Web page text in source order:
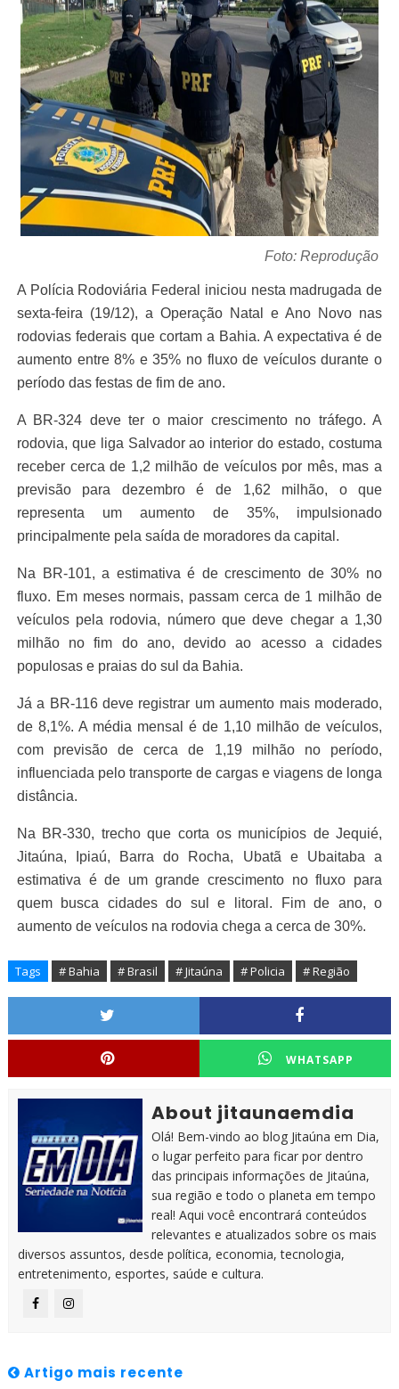
Foto: Reprodução
A Polícia Rodoviária Federal iniciou nesta madrugada de
sexta-feira (19/12), a Operação Natal e Ano Novo nas
rodovias federais que cortam a Bahia. A expectativa é de
aumento entre 8% e 35% no fluxo de veículos durante o
período das festas de fim de ano.
A BR-324 deve ter o maior crescimento no tráfego. A
rodovia, que liga Salvador ao interior do estado, costuma
receber cerca de 1,2 milhão de veículos por mês, mas a
previsão para dezembro é de 1,62 milhão, o que
representa um aumento de 35%, impulsionado
principalmente pela saída de moradores da capital.
Na BR-101, a estimativa é de crescimento de 30% no
fluxo. Em meses normais, passam cerca de 1 milhão de
veículos pela rodovia, número que deve chegar a 1,30
milhão no fim do ano, devido ao acesso a cidades
populosas e praias do sul da Bahia.
Já a BR-116 deve registrar um aumento mais moderado,
de 8,1%. A média mensal é de 1,10 milhão de veículos,
com previsão de cerca de 1,19 milhão no período,
influenciada pelo transporte de cargas e viagens de longa
distância.
Na BR-330, trecho que corta os municípios de Jequié,
Jitaúna, Ipiaú, Barra do Rocha, Ubatã e Ubaitaba a
estimativa é de um grande crescimento no fluxo para
quem busca cidades do sul e litoral. Fim de ano, o
aumento de veículos na rodovia chega a cerca de 30%.
Tags # Bahia # Brasil # Jitaúna # Policia # Região
WHATSAPP
About jitaunaemdia
Olá! Bem-vindo ao blog Jitaúna em Dia,
o lugar perfeito para ficar por dentro
das principais informações de Jitaúna,
sua região e todo o planeta em tempo
real! Aqui você encontrará conteúdos
relevantes e atualizados sobre os mais
diversos assuntos, desde política, economia, tecnologia,
entretenimento, esportes, saúde e cultura.
Artigo mais recente